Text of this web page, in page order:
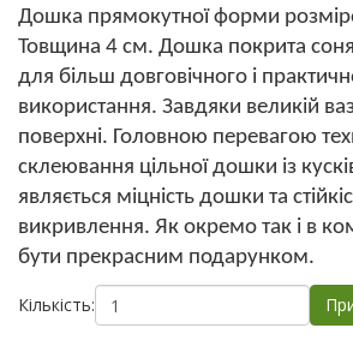
Дошка прямокутної форми
Товщина 4 см. Дошка покрита
для більш довговічного і
використання. Завдяки великій
поверхні. Головною перевагою
склеювання цільної дошки із
являється міцність дошки та
викривлення. Як окремо так і в
бути прекрасним подарунком.
Кількість: